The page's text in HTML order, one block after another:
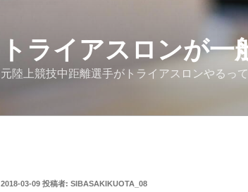
トライアスロンが
元陸上競技中距離選手がトライアスロンやるっ
投
2018-03-09 投稿者: SIBASAKIKUOTA_08